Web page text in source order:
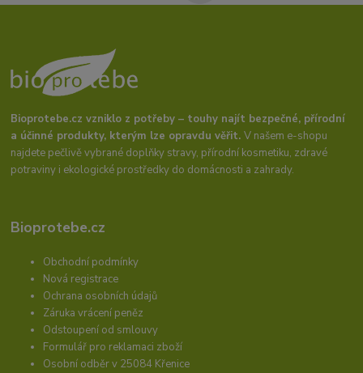
Bioprotebe.cz vzniklo z potřeby – touhy najít bezpečné, přírodní
a účinné produkty, kterým lze opravdu věřit.V našem e-shopu
najdete pečlivě vybrané doplňky stravy, přírodní kosmetiku, zdravé
potraviny i ekologické prostředky do domácnosti a zahrady.
Bioprotebe.cz
Obchodní podmínky
Nová registrace
Ochrana osobních údajů
Záruka vrácení peněz
Odstoupení od smlouvy
Formulář pro reklamaci zboží
Osobní odběr v 25084 Křenice